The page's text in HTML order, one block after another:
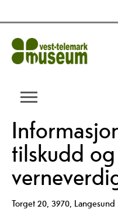
tilskudd
Torget 20, 3970, Langesund